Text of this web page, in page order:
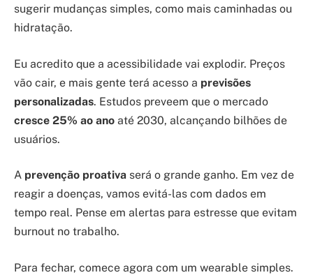
sugerir mudanças simples, como mais caminhadas ou
hidratação.
Eu acredito que a acessibilidade vai explodir. Preços
vão cair, e mais gente terá acesso a previsões
personalizadas. Estudos preveem que o mercado
cresce 25% ao ano até 2030, alcançando bilhões de
usuários.
A prevenção proativa será o grande ganho. Em vez de
reagir a doenças, vamos evitá-las com dados em
tempo real. Pense em alertas para estresse que evitam
burnout no trabalho.
Para fechar, comece agora com um wearable simples.